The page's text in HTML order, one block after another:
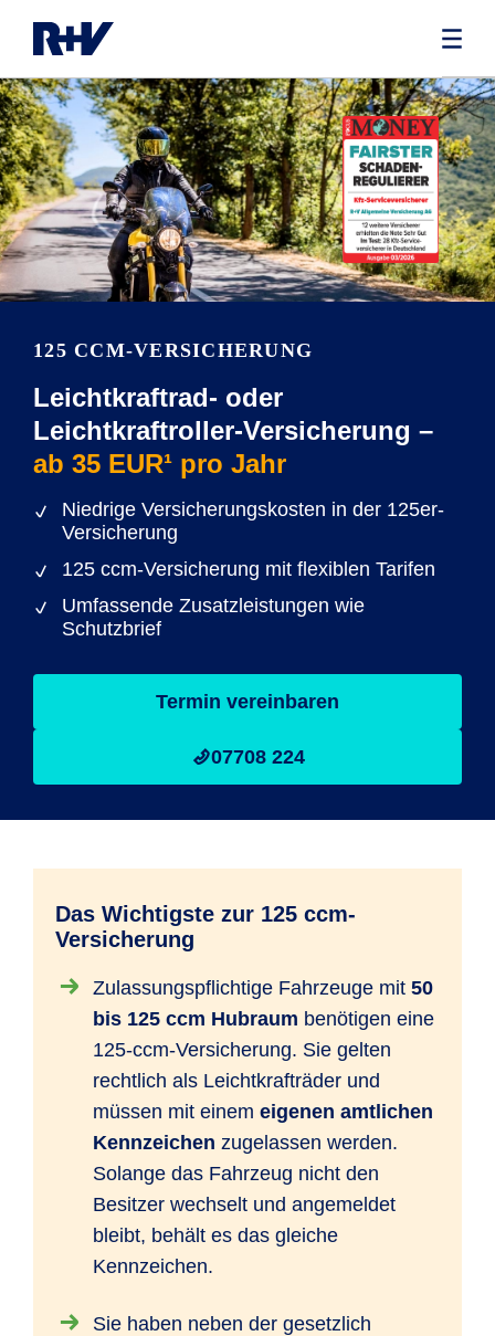
125 CCM-VERSICHERUNG
Leichtkraftrad- oder
Leichtkraftroller-Versicherung –
ab 35 EUR¹ pro Jahr
Niedrige Versicherungskosten in der 125er-
Versicherung
125 ccm-Versicherung mit flexiblen Tarifen
Umfassende Zusatzleistungen wie
Schutzbrief
Termin vereinbaren
07708 224
Das Wichtigste zur 125 ccm-
Versicherung
Zulassungspflichtige Fahrzeuge mit 50
bis 125 ccm Hubraum benötigen eine
125-ccm-Versicherung. Sie gelten
rechtlich als Leichtkrafträder und
müssen mit einem eigenen amtlichen
Kennzeichen zugelassen werden.
Solange das Fahrzeug nicht den
Besitzer wechselt und angemeldet
bleibt, behält es das gleiche
Kennzeichen.
Sie haben neben der gesetzlich